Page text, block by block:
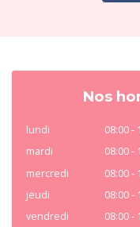
Nos
lundi 08:00 -
mardi
08:00 -
mercredi
08:00 -
jeudi
08:00 -
vendredi
08:00 -